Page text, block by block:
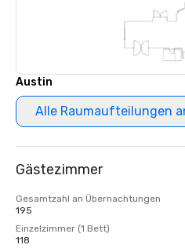
Austin
Alle Raumaufteilungen
Gästezimmer
Gesamtzahl an Übernachtungen
195
Einzelzimmer (1 Bett)
118